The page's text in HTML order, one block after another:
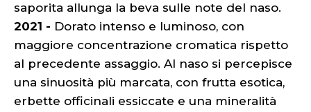
saporita allunga la beva sulle note del naso.
2021 - Dorato intenso e luminoso, con
maggiore concentrazione cromatica rispetto
al precedente assaggio. Al naso si percepisce
una sinuosità più marcata, con frutta esotica,
erbette officinali essiccate e una mineralità